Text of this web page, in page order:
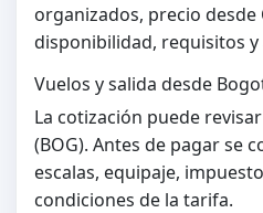
organizados, precio desde
disponibilidad, requisitos y
Vuelos y salida desde
La cotización puede
(BOG). Antes de pagar se
escalas, equipaje,
condiciones de la tarifa.